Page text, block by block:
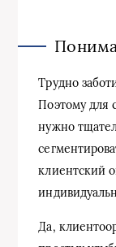
Трудно
Поэтому для
нужно
клиентский
Да,